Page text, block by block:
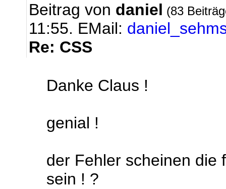
Beitrag von daniel (83
11:55. EMail:
Re: CSS
Danke Claus !
genial !
der Fehler scheinen die
sein ! ?